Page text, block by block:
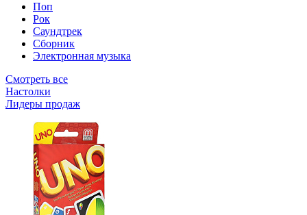
Поп
Рок
Саундтрек
Сборник
Электронная музыка
Смотреть все
Настолки
Лидеры продаж